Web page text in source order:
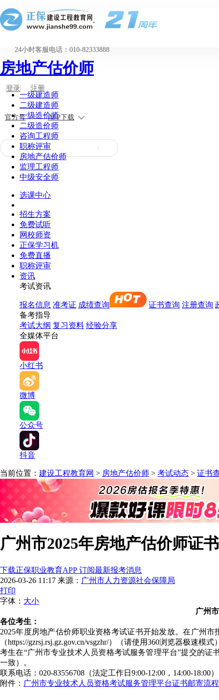
24小时客服电话：010-82333888
登录 注册
官方号 APP下载
房地产估价师
一级建造师
二级建造师
一级造价师
二级造价师
咨询工程师
职称评审
房地产估价师
监理工程师
中级安全师
选课中心
招生方案
免费试听
网校师资
正保学习机
免费直播
职称评审
资讯
考试资讯
报名信息 准考证 成绩查询 证书查询 注册查询
备考指导
考试大纲 复习资料 经验分享
全媒体平台
小红书
微博
公众号
抖音
当前位置： 建设工程教育网 > 房地产估价师 > 考试动态 > 证书
广州市2025年房地产估价师证
下载正保职业教育APP 订阅最新报考消息
2026-03-26 11:17 来源： 广州市人力资源社会保障局
打印
字体： 大小
广州
各位考生：
2025年度房地产估价师职业资格考试证书开始发放。在广州
（https://gzrsj.rsj.gz.gov.cn/vsgzhr/）（请使用360浏览器极速
考生在“广州市专业技术人员资格考试服务管理平台”提交的
一致）。
联系电话：020-83556708（法定工作日9:00-12:00，14:00-18:00）
附件： 广州市专业技术人员资格考试服务管理平台证书邮寄流